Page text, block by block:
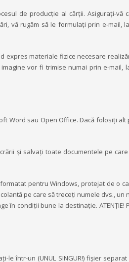
de producție al cărții. Asigurați-vă
vă rugăm să le formulați prin e-mail,
expres materiale fizice necesare
vor fi trimise numai prin e-mail,
Word sau Open Office. Dacă folosiți alt
și salvați toate documentele pe
pentru Windows, protejat de o
pe care să treceți numele dvs., un
în condiții bune la destinație. ATENȚIE!
într-un (UNUL SINGUR!) fișier